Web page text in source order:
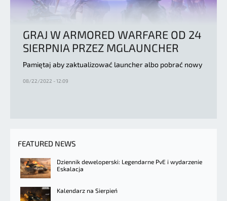
GRAJ W ARMORED WARFARE OD 24
SIERPNIA PRZEZ MGLAUNCHER
Pamiętaj aby zaktualizować launcher albo pobrać nowy
08/22/2022 - 12:09
FEATURED NEWS
Dziennik deweloperski: Legendarne PvE i wydarzenie
Eskalacja
Kalendarz na Sierpień